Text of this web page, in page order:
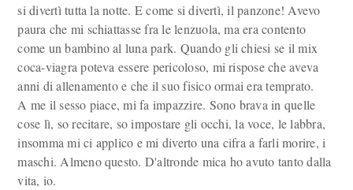
si divertì tutta la notte. E come si divertì, il panzone! Avevo
paura che mi schiattasse fra le lenzuola, ma era contento
come un bambino al luna park. Quando gli chiesi se il mix
coca-viagra poteva essere pericoloso, mi rispose che aveva
anni di allenamento e che il suo fisico ormai era temprato.
A me il sesso piace, mi fa impazzire. Sono brava in quelle
cose lì, so recitare, so impostare gli occhi, la voce, le labbra,
insomma mi ci applico e mi diverto una cifra a farli morire, i
maschi. Almeno questo. D'altronde mica ho avuto tanto dalla
vita, io.